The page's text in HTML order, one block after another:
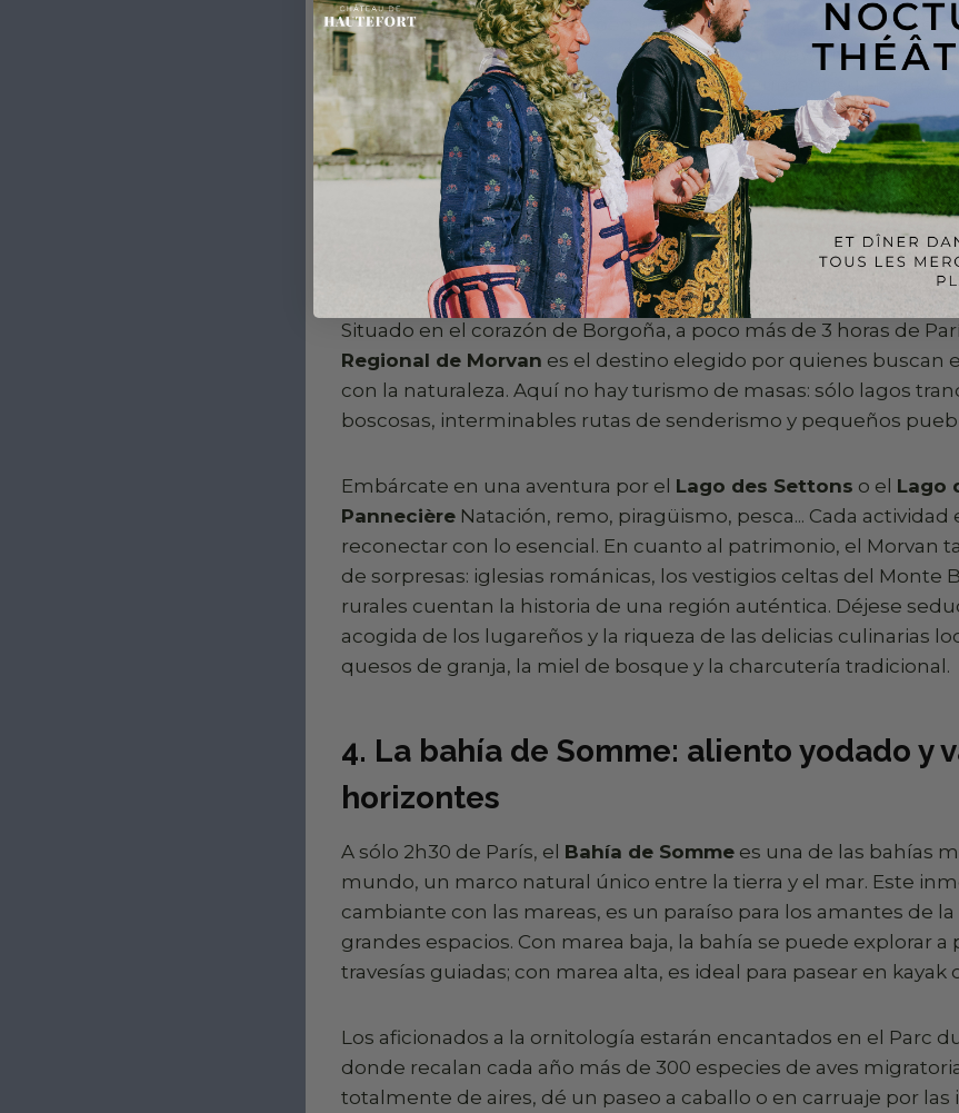
praderas llenas de flores y pequeñas islas salvajes. Deténgase
degustar los famosos vinos de la región (Vouvray, Chinon), o
los jardines de los castillos de Amboise, Chaumont-sur-Loire o
inmersión total, opte por alojamientos con encanto: bed and
mansiones históricas o albergues ecológicos a orillas del río.
3. El Morvan: la autenticidad salvaje de
Situado en el corazón de Borgoña, a poco más de 3 horas de
Regional de Morvan es el destino elegido por quienes buscan
con la naturaleza. Aquí no hay turismo de masas: sólo lagos
boscosas, interminables rutas de senderismo y pequeños
Embárcate en una aventura por el Lago des Settons o el Lago
Pannecière Natación, remo, piragüismo, pesca... Cada actividad
reconectar con lo esencial. En cuanto al patrimonio, el Morvan
de sorpresas: iglesias románicas, los vestigios celtas del Monte
rurales cuentan la historia de una región auténtica. Déjese
acogida de los lugareños y la riqueza de las delicias culinarias
quesos de granja, la miel de bosque y la charcutería tradicional.
4. La bahía de Somme: aliento yodado y
horizontes
A sólo 2h30 de París, el Bahía de Somme es una de las bahías
mundo, un marco natural único entre la tierra y el mar. Este
cambiante con las mareas, es un paraíso para los amantes de la
grandes espacios. Con marea baja, la bahía se puede explorar a
travesías guiadas; con marea alta, es ideal para pasear en kayak
Los aficionados a la ornitología estarán encantados en el Parc
donde recalan cada año más de 300 especies de aves
totalmente de aires, dé un paseo a caballo o en carruaje por